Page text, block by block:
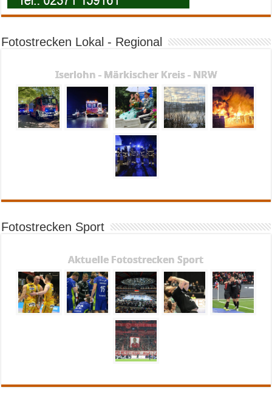
Fotostrecken Lokal - Regional
Iserlohn - Märkischer Kreis - NRW
Fotostrecken Sport
Aktuelle Fotostrecken Sport